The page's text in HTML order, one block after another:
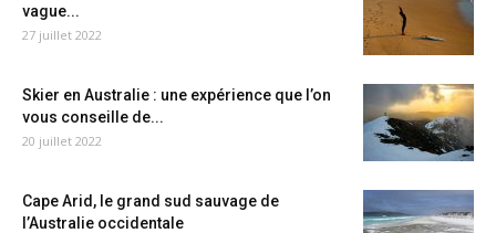
vague...
27 juillet 2022
Skier en Australie : une expérience que l’on
vous conseille de...
20 juillet 2022
Cape Arid, le grand sud sauvage de
l’Australie occidentale